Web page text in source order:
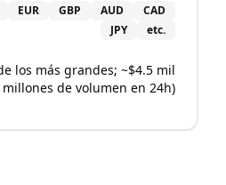
EUR GBP AUD
CAD
JPY
etc.
los más grandes; ~$4.5 mil
millones de volumen en 24h)